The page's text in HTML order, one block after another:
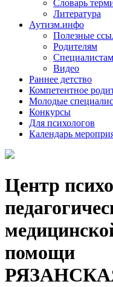
Словарь
Литература
Аутизм.инфо
Полезные
Родителям
Специалистам
Видео
Раннее детство
Компетентное
Молодые
Конкурсы
Для психологов
Календарь
Центр
помощи